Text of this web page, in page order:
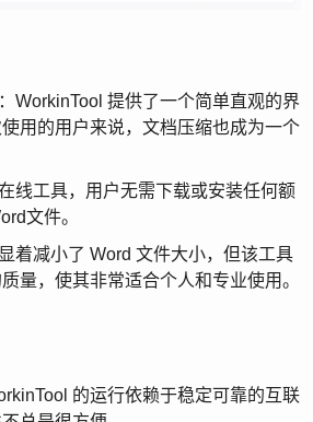
WorkinTool 提供了一个简单直观的界
用的用户来说，文档压缩也成为一个
线工具，用户无需下载或安装任何额
文件。
着减小了 Word 文件大小，但该工具
量，使其非常适合个人和专业使用。
的运行依赖于稳定可靠的互联